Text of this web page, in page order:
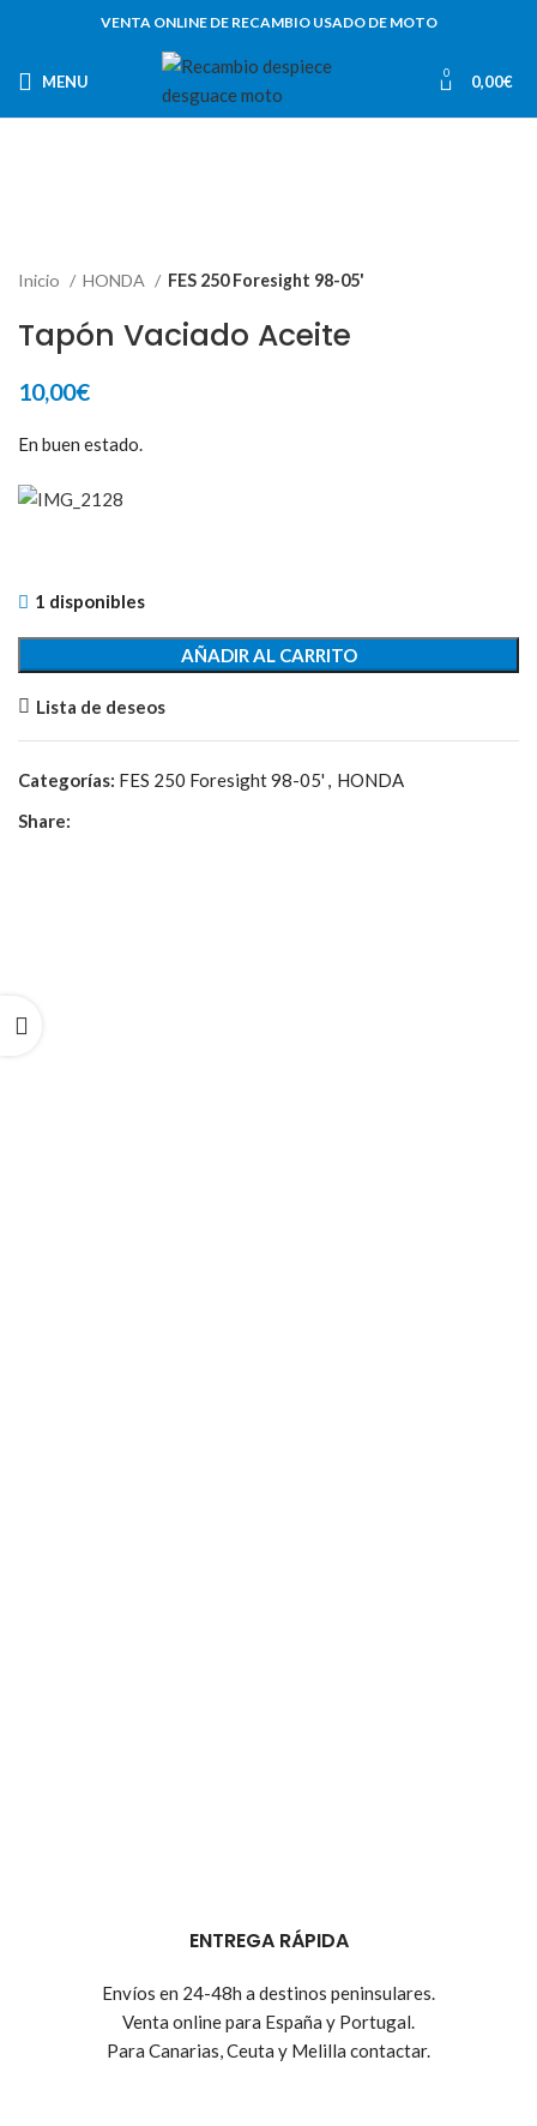
VENTA ONLINE DE RECAMBIO USADO DE MOTO
MENU 0 0,00€
Inicio HONDA FES 250 Foresight 98-05'
Tapón Vaciado Aceite
10,00€
En buen estado.
1 disponibles
AÑADIR AL CARRITO
Lista de deseos
Categorías: FES 250 Foresight 98-05' , HONDA
Share:
ENTREGA RÁPIDA
Envíos en 24-48h a destinos peninsulares.
Venta online para España y Portugal.
Para Canarias, Ceuta y Melilla contactar.